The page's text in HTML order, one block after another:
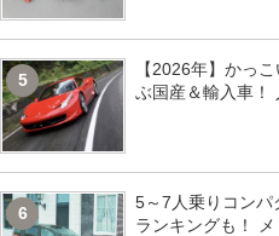
5
【2026年】かっ
ぶ国産＆輸入車！
6
5～7人乗りコンパ
ランキングも！